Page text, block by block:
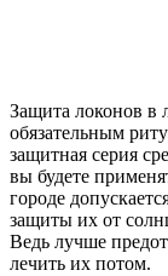
Защита локонов в
обязательным
защитная серия
вы будете
городе
защиты их от
Ведь лучше
лечить их потом.